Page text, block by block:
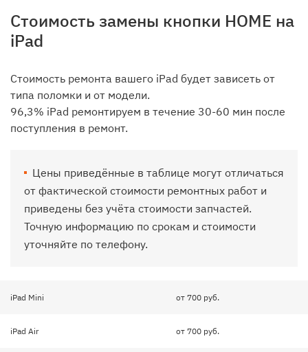
Стоимость замены кнопки HOME на
iPad
Стоимость ремонта вашего iPad будет зависеть от
типа поломки и от модели.
96,3% iPad ремонтируем в течение 30-60 мин после
поступления в ремонт.
Цены приведённые в таблице могут отличаться
от фактической стоимости ремонтных работ и
приведены без учёта стоимости запчастей.
Точную информацию по срокам и стоимости
уточняйте по телефону.
iPad Mini от 700 руб.
iPad Air от 700 руб.